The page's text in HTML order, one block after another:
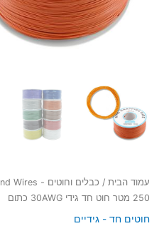
עמוד הבית / כבלים וחוטים - Cables and Wires
250 מטר חוט חד גידי 30AWG כתום
חוטים חד - גידיים